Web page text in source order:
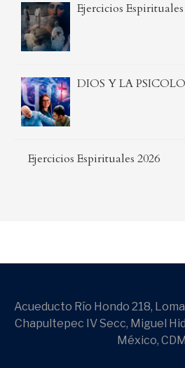
Ejercicios
DIOS Y LA
Ejercicios Espirituales 2026
Acueducto Río Hondo 218,
Chapultepec IV Secc, Miguel
México,